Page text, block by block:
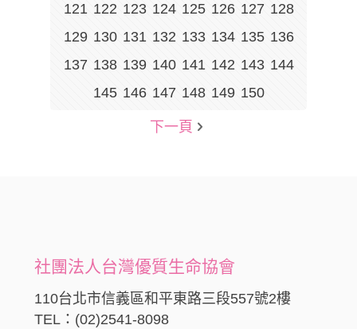
121 122 123 124 125 126 127 128
129 130 131 132 133 134 135 136
137 138 139 140 141 142 143 144
145 146 147 148 149 150
下一頁
社團法人台灣優質生命協會
110台北市信義區和平東路三段557號2樓
TEL：(02)2541-8098